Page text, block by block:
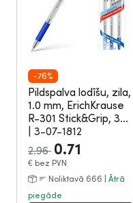
-76%
Pildspalva lodīšu, zila,
1.0 mm, ErichKrause
R-301 Stick&Grip, 3...
3-07-1812
2.96 0.71
€ bez PVN
Noliktavā 666 | Ātrā
piegāde